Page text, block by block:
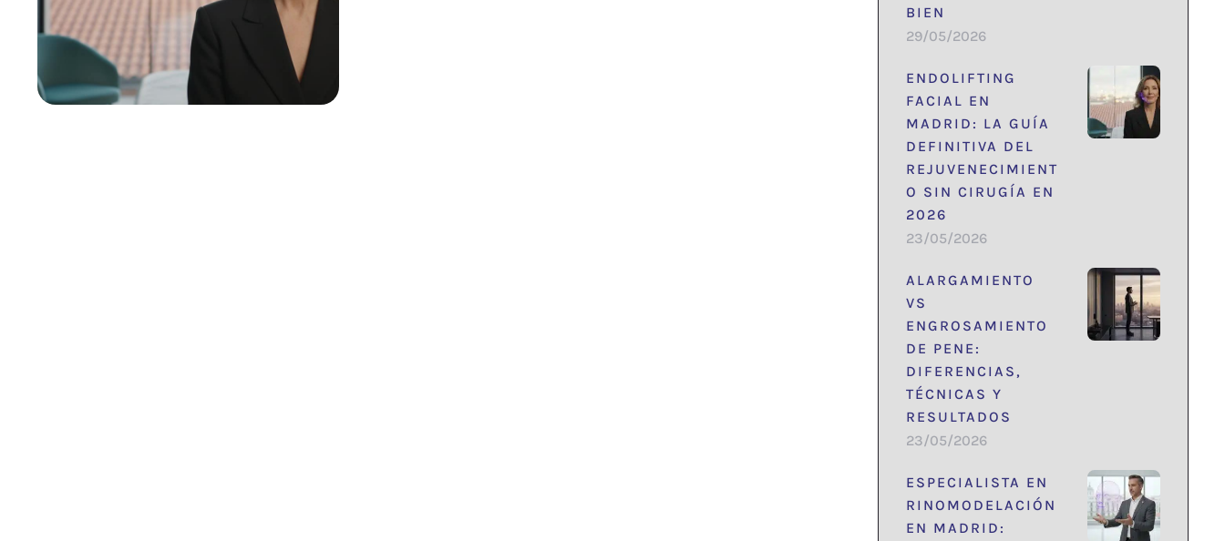
BIEN
29/05/2026
ENDOLIFTING
FACIAL EN
MADRID: LA GUÍA
DEFINITIVA DEL
REJUVENECIMIENT
O SIN CIRUGÍA EN
2026
23/05/2026
ALARGAMIENTO
VS
ENGROSAMIENTO
DE PENE:
DIFERENCIAS,
TÉCNICAS Y
RESULTADOS
23/05/2026
ESPECIALISTA EN
RINOMODELACIÓN
EN MADRID: